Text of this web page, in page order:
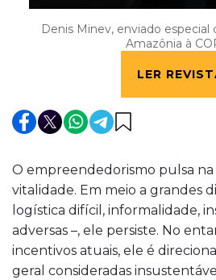
Denis Minev, enviado especial
Amazônia à
LER
O empreendedorismo pulsa na
vitalidade. Em meio a grandes
logística difícil, informalidade,
adversas –, ele persiste. No
incentivos atuais, ele é
geral consideradas